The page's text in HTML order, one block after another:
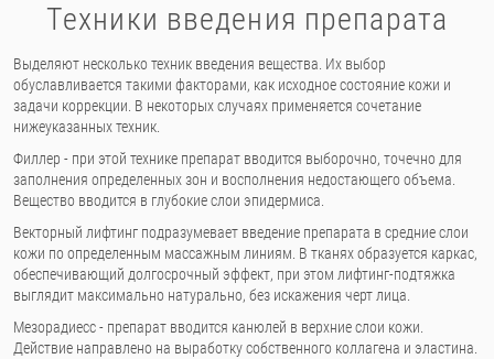
Техники введения препарата
Выделяют несколько техник введения вещества. Их выбор
обуславливается такими факторами, как исходное состояние кожи и
задачи коррекции. В некоторых случаях применяется сочетание
нижеуказанных техник.
Филлер - при этой технике препарат вводится выборочно, точечно для
заполнения определенных зон и восполнения недостающего объема.
Вещество вводится в глубокие слои эпидермиса.
Векторный лифтинг подразумевает введение препарата в средние слои
кожи по определенным массажным линиям. В тканях образуется каркас,
обеспечивающий долгосрочный эффект, при этом лифтинг-подтяжка
выглядит максимально натурально, без искажения черт лица.
Мезорадиесс - препарат вводится канюлей в верхние слои кожи.
Действие направлено на выработку собственного коллагена и эластина.